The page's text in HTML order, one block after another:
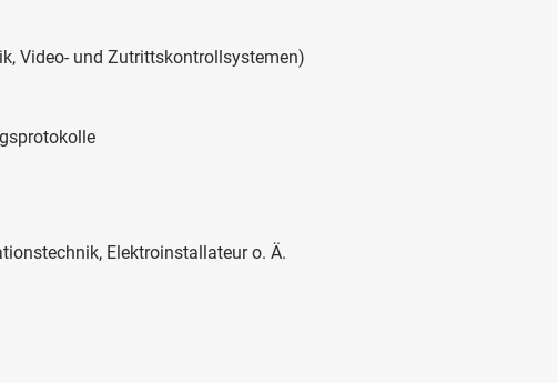
Video- und Zutrittskontrollsystemen)
Elektroinstallateur o. Ä.